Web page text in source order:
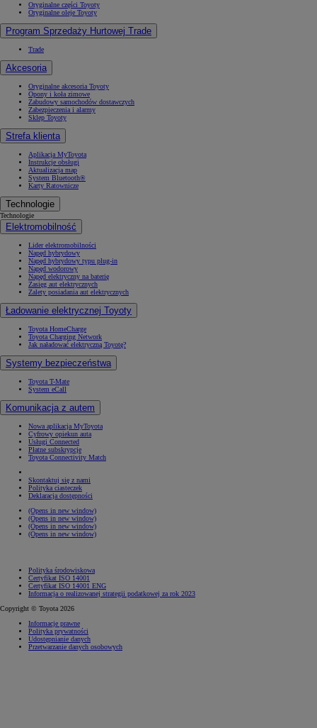
Oryginalne części Toyoty
Oryginalne oleje Toyoty
Program Sprzedaży Hurtowej Trade
Trade
Akcesoria
Oryginalne akcesoria Toyoty
Opony i koła zimowe
Zabudowy samochodów dostawczych
Zabezpieczenia i alarmy
Sklep Toyoty
Strefa klienta
Aplikacja MyToyota
Instrukcje obsługi
Aktualizacja map
System Bluetooth®
Karty Ratownicze
Technologie
Technologie
Elektromobilność
Lider elektromobilności
Napęd hybrydowy
Napęd hybrydowy typu plug-in
Napęd wodorowy
Napęd elektryczny na baterię
Zasięg aut elektrycznych
Zalety posiadania aut elektrycznych
Ładowanie elektrycznej Toyoty
Toyota HomeCharge
Toyota Charging Network
Jak naładować elektryczną Toyotę?
Systemy bezpieczeństwa
Toyota T-Mate
System eCall
Komunikacja z autem
Nowa aplikacja MyToyota
Cyfrowy opiekun auta
Usługi Connected
Płatne subskrypcje
Toyota Connectivity Match
Skontaktuj się z nami
Polityka ciasteczek
Deklaracja dostępności
(Opens in new window)
(Opens in new window)
(Opens in new window)
(Opens in new window)
Polityka środowiskowa
Certyfikat ISO 14001
Certyfikat ISO 14001 ENG
Informacja o realizowanej strategii podatkowej za rok 2023
Copyright © Toyota 2026
Informacje prawne
Polityka prywatności
Udostępnianie danych
Przetwarzanie danych osobowych